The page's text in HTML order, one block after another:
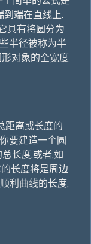
到端在直线上.
具有将圆分为
半径被称为半
对象的全宽度
距离或长度的
要建造一个圆
长度.或者,如
长度将是周边.
利曲线的长度,